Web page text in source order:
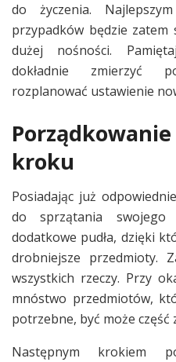
do życzenia.
przypadków będzie zatem
dużej nośności.
dokładnie zmierzyć
rozplanować ustawienie
kroku
Posiadając już
do sprzątania swojego
dodatkowe pudła, dzięki
drobniejsze przedmioty.
wszystkich rzeczy. Przy
mnóstwo przedmiotów,
potrzebne, być może część
Następnym krokiem